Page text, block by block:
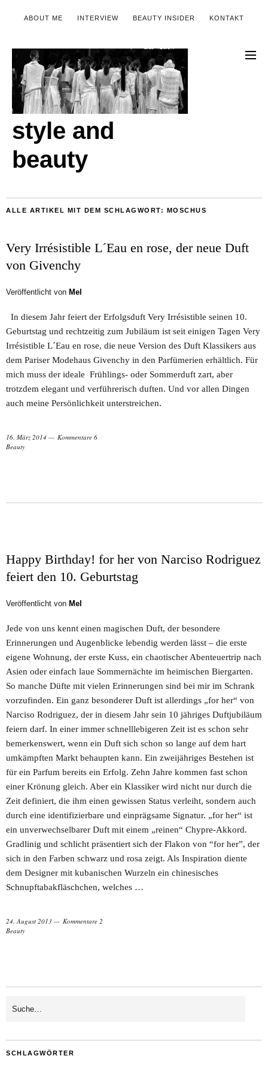
ABOUT ME INTERVIEW BEAUTY INSIDER KONTAKT
style and
beauty
ALLE ARTIKEL MIT DEM SCHLAGWORT: MOSCHUS
Very Irrésistible L´Eau en rose, der neue Duft
von Givenchy
Veröffentlicht von Mel
In diesem Jahr feiert der Erfolgsduft Very Irrésistible seinen 10.
Geburtstag und rechtzeitig zum Jubiläum ist seit einigen Tagen Very
Irrésistible L´Eau en rose, die neue Version des Duft Klassikers aus
dem Pariser Modehaus Givenchy in den Parfümerien erhältlich. Für
mich muss der ideale Frühlings- oder Sommerduft zart, aber
trotzdem elegant und verführerisch duften. Und vor allen Dingen
auch meine Persönlichkeit unterstreichen.
16. März 2014
Kommentare 6
Beauty
Happy Birthday! for her von Narciso Rodriguez
feiert den 10. Geburtstag
Veröffentlicht von Mel
Jede von uns kennt einen magischen Duft, der besondere
Erinnerungen und Augenblicke lebendig werden lässt – die erste
eigene Wohnung, der erste Kuss, ein chaotischer Abenteuertrip nach
Asien oder einfach laue Sommernächte im heimischen Biergarten.
So manche Düfte mit vielen Erinnerungen sind bei mir im Schrank
vorzufinden. Ein ganz besonderer Duft ist allerdings „for her“ von
Narciso Rodriguez, der in diesem Jahr sein 10 jähriges Duftjubiläum
feiern darf. In einer immer schnelllebigeren Zeit ist es schon sehr
bemerkenswert, wenn ein Duft sich schon so lange auf dem hart
umkämpften Markt behaupten kann. Ein zweijähriges Bestehen ist
für ein Parfum bereits ein Erfolg. Zehn Jahre kommen fast schon
einer Krönung gleich. Aber ein Klassiker wird nicht nur durch die
Zeit definiert, die ihm einen gewissen Status verleiht, sondern auch
durch eine identifizierbare und einprägsame Signatur. „for her“ ist
ein unverwechselbarer Duft mit einem „reinen“ Chypre-Akkord.
Gradlinig und schlicht präsentiert sich der Flakon von “for her”, der
sich in den Farben schwarz und rosa zeigt. Als Inspiration diente
dem Designer mit kubanischen Wurzeln ein chinesisches
Schnupftabakfläschchen, welches …
24. August 2013
Kommentare 2
Beauty
SCHLAGWÖRTER